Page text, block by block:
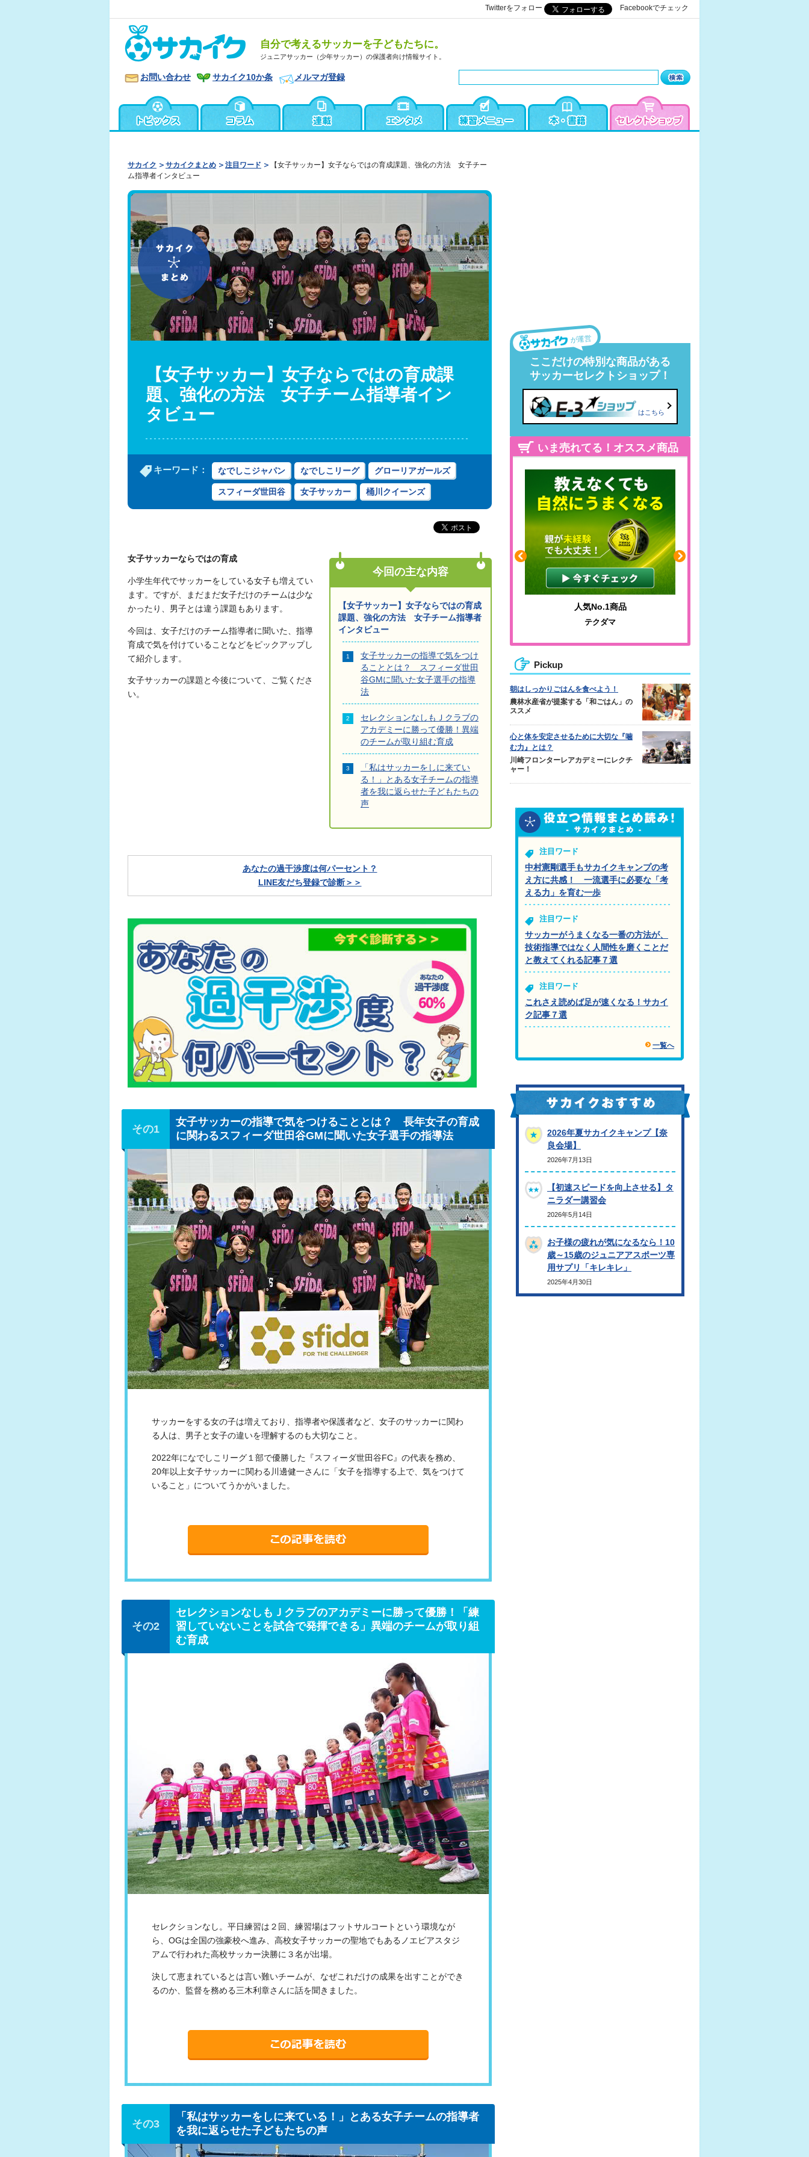
Twitterをフォロー Facebookでチェック
自分で考えるサッカーを子どもたちに。
ジュニアサッカー（少年サッカー）の保護者向け情報サイト。
お問い合わせ サカイク10か条 メルマガ登録
サカイク サカイクまとめ 注目ワード
【女子サッカー】女子ならではの育成課題、強化の方法 女子チー
ム指導者インタビュー
【女子サッカー】女子ならではの育成課
題、強化の方法 女子チーム指導者イン
タビュー
キーワード： なでしこジャパン なでしこリーグ グローリアガールズ
スフィーダ世田谷 女子サッカー 桶川クイーンズ
今回の主な内容
【女子サッカー】女子ならではの育成
課題、強化の方法 女子チーム指導者
インタビュー
女子サッカーの指導で気をつけ
ることとは？ スフィーダ世田
谷GMに聞いた女子選手の指導
法
セレクションなしもＪクラブの
アカデミーに勝って優勝！異端
のチームが取り組む育成
「私はサッカーをしに来てい
る！」とある女子チームの指導
者を我に返らせた子どもたちの
声
女子サッカーならではの育成
小学生年代でサッカーをしている女子も増えてい
ます。ですが、まだまだ女子だけのチームは少な
かったり、男子とは違う課題もあります。
今回は、女子だけのチーム指導者に聞いた、指導
育成で気を付けていることなどをピックアップし
て紹介します。
女子サッカーの課題と今後について、ご覧くださ
い。
あなたの過干渉度は何パーセント？
LINE友だち登録で診断＞＞
女子サッカーの指導で気をつけることとは？ 長年女子の育成
に関わるスフィーダ世田谷GMに聞いた女子選手の指導法
サッカーをする女の子は増えており、指導者や保護者など、女子のサッカーに関わ
る人は、男子と女子の違いを理解するのも大切なこと。
2022年になでしこリーグ１部で優勝した『スフィーダ世田谷FC』の代表を務め、
20年以上女子サッカーに関わる川邊健一さんに「女子を指導する上で、気をつけて
いること」についてうかがいました。
セレクションなしもＪクラブのアカデミーに勝って優勝！「練
習していないことを試合で発揮できる」異端のチームが取り組
む育成
セレクションなし。平日練習は２回、練習場はフットサルコートという環境なが
ら、OGは全国の強豪校へ進み、高校女子サッカーの聖地でもあるノエビアスタジ
アムで行われた高校サッカー決勝に３名が出場。
決して恵まれているとは言い難いチームが、なぜこれだけの成果を出すことができ
るのか、監督を務める三木利章さんに話を聞きました。
「私はサッカーをしに来ている！」とある女子チームの指導者
を我に返らせた子どもたちの声
が運営
ここだけの特別な商品がある
サッカーセレクトショップ！
はこちら
いま売れてる！オススメ商品
ふくらはぎの張りや疲れに
ジュニアレッグリカバリー
人気No.1商品
テクダマ
Pickup
朝はしっかりごはんを食べよう！
農林水産省が提案する「和ごはん」の
ススメ
心と体を安定させるために大切な『噛
む力』とは？
川崎フロンターレアカデミーにレクチ
ャー！
注目ワード
中村憲剛選手もサカイクキャンプの考
え方に共感！ 一流選手に必要な「考
える力」を育む一歩
注目ワード
サッカーがうまくなる一番の方法が、
技術指導ではなく人間性を磨くことだ
と教えてくれる記事７選
注目ワード
これさえ読めば足が速くなる！サカイ
ク記事７選
一覧へ
2026年夏サカイクキャンプ【奈
良会場】
2026年7月13日
【初速スピードを向上させる】タ
ニラダー講習会
2026年5月14日
お子様の疲れが気になるなら！10
歳～15歳のジュニアアスポーツ専
用サプリ「キレキレ」
2025年4月30日